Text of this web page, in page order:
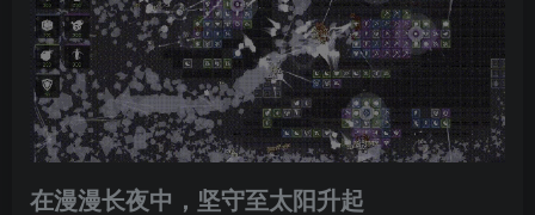
在漫漫长夜中，坚守至太阳升起